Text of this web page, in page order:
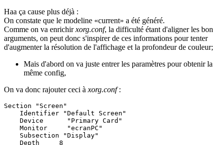
Haa ça cause plus déjà :
On constate que le modeline «current» a été généré.
Comme on va enrichirxorg.conf, la difficulté étant d'aligner les bon
arguments, on peut donc s'inspirer de ces informations pour tenter
d'augmenter la résolution de l'affichage et la profondeur de couleur;
Mais d'abord on va juste entrer les paramètres pour obtenir la
même config,
On va donc rajouter ceci à xorg.conf:
Section "Screen"
    Identifier "Default Screen"
    Device      "Primary Card"
    Monitor     "ecranPC"
    Subsection "Display"
    Depth     8